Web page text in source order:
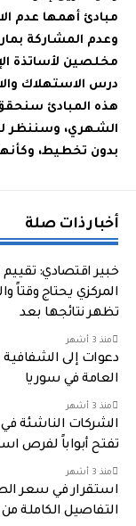
مبادئ أهمها عدم
وعدم المشاركة
مخلصين لأساتذة
درس الاستهلاك
هذه المبادئ
الشهري، وسننظر
بدون تخطيط،
أخبار ذات صلة
خبير اقتصادي:
المركزي يحتاج وقتاً
تظهر نتائجها بعد
منذ 3 أشهر
دعوات إلى
العامة في سوريا
منذ 3 أشهر
الشركات الناشئة
تفتح أبواباً لفرص
منذ 3 أشهر
استقرار في سعر
التفاصيل الكاملة من